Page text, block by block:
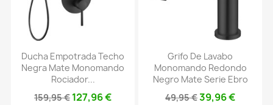
Ducha Empotrada Techo
Negra Mate Monomando
Rociador...
159,95 € 127,96 €
Grifo De Lavabo
Monomando Redondo
Negro Mate Serie Ebro
49,95 €39,96 €